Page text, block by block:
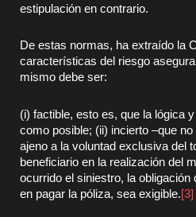
estipulación en contrario.
De estas normas, ha extraído la
características del riesgo
mismo debe ser:
(i) factible, esto es, que la lógica
como posible; (ii) incierto –que
ajeno a la voluntad exclusiva del
beneficiario en la realización del
ocurrido el siniestro, la
en pagar la póliza, sea exigible.[3]